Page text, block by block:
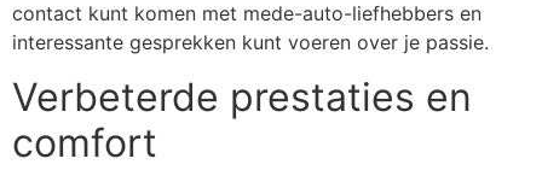
contact kunt komen met mede-auto-liefhebbers en
interessante gesprekken kunt voeren over je passie.
Verbeterde prestaties en
comfort